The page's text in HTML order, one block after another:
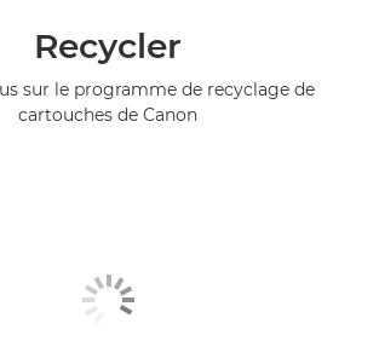
Recycler
sur le programme de recyclage de
cartouches de Canon